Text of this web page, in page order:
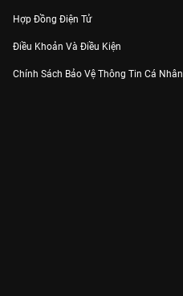
Hợp Đồng Điện Tử
Điều Khoản Và Điều Kiện
Chính Sách Bảo Vệ Thông Tin Cá Nhân